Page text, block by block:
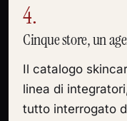
4.
Cinque store, un
Il catalogo
linea di
tutto interrogato